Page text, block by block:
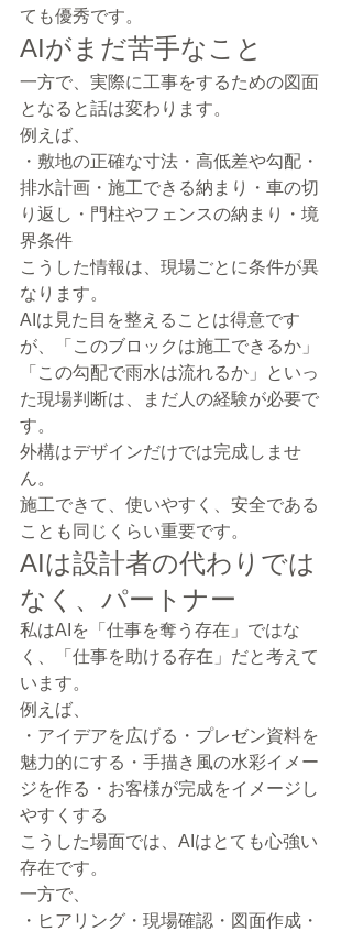
ても優秀です。
AIがまだ苦手なこと
一方で、実際に工事をするための図面
となると話は変わります。
例えば、
・敷地の正確な寸法・高低差や勾配・
排水計画・施工できる納まり・車の切
り返し・門柱やフェンスの納まり・境
界条件
こうした情報は、現場ごとに条件が異
なります。
AIは見た目を整えることは得意です
が、「このブロックは施工できるか」
「この勾配で雨水は流れるか」といっ
た現場判断は、まだ人の経験が必要で
す。
外構はデザインだけでは完成しませ
ん。
施工できて、使いやすく、安全である
ことも同じくらい重要です。
AIは設計者の代わりでは
なく、パートナー
私はAIを「仕事を奪う存在」ではな
く、「仕事を助ける存在」だと考えて
います。
例えば、
・アイデアを広げる・プレゼン資料を
魅力的にする・手描き風の水彩イメー
ジを作る・お客様が完成をイメージし
やすくする
こうした場面では、AIはとても心強い
存在です。
一方で、
・ヒアリング・現場確認・図面作成・